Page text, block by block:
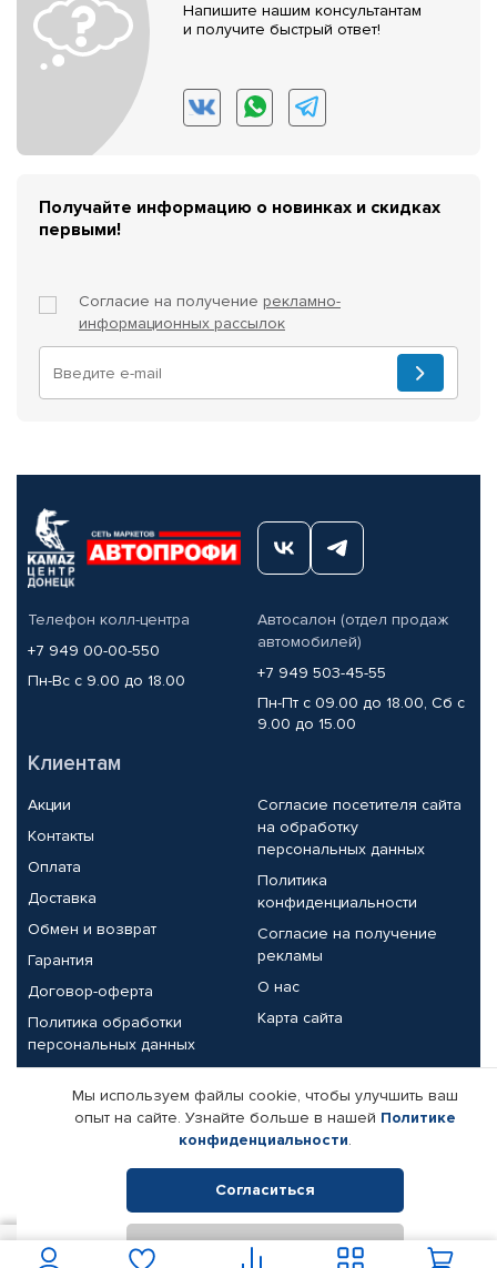
Напишите нашим консультантам
и получите быстрый ответ!
Получайте информацию о новинках и скидках
первыми!
Согласие на получение рекламно-
информационных рассылок
Телефон колл-центра
+7 949 00-00-550
Пн-Вс с 9.00 до 18.00
Автосалон (отдел продаж
автомобилей)
+7 949 503-45-55
Пн-Пт с 09.00 до 18.00, Сб с
9.00 до 15.00
Клиентам
Акции
Контакты
Оплата
Доставка
Обмен и возврат
Гарантия
Договор-оферта
Политика обработки
персональных данных
Согласие посетителя сайта
на обработку
персональных данных
Политика
конфиденциальности
Согласие на получение
рекламы
О нас
Карта сайта
Партнерам
Корпоративным клиентам
Поставщикам
Реквизиты компании
© КАМАЗ ЦЕНТР ДОНЕЦК, 2015-2026. Все права защищены.
Мы используем файлы cookie, чтобы улучшить ваш
опыт на сайте. Узнайте больше в нашей Политике
конфиденциальности.
Согласиться
Отклонить
В корзину